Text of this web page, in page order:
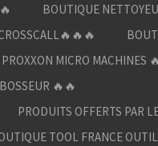
BOUTIQUE
PROXXON MICRO MACHINES
🔥🔥
PRODUITS OFFERTS PAR
TOOL FRANCE